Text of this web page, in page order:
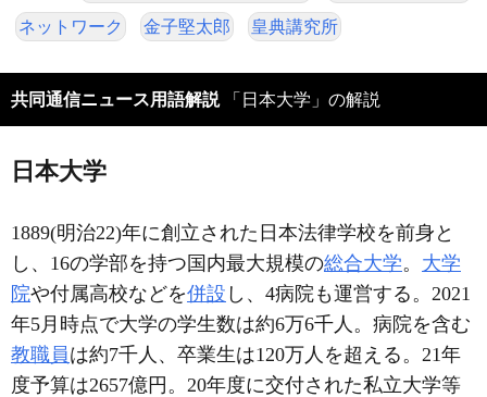
ネットワーク 金子堅太郎 皇典講究所
共同通信ニュース用語解説 「日本大学」の解説
日本大学
1889(明治22)年に創立された日本法律学校を前身と
し、16の学部を持つ国内最大規模の総合大学。 大学
院や付属高校などを併設 し、4病院も運営する。2021
年5月時点で大学の学生数は約6万6千人。病院を含む
教職員は約7千人、卒業生は120万人を超える。21年
度予算は2657億円。20年度に交付された私立大学等